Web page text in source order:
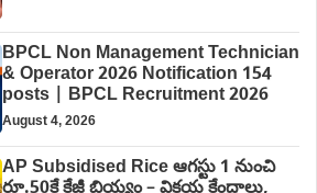
BPCL Non Management Technician
& Operator 2026 Notification 154
posts | BPCL Recruitment 2026
August 4, 2026
AP Subsidised Rice ఆగస్టు 1 నుంచి